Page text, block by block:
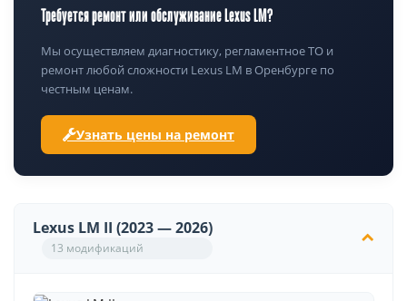
Требуется ремонт или обслуживание Lexus LM?
Мы осуществляем диагностику, регламентное ТО и
ремонт любой сложности Lexus LM в Оренбурге по
честным ценам.
Узнать цены на ремонт
Lexus LM II (2023 — 2026)
13 модификаций